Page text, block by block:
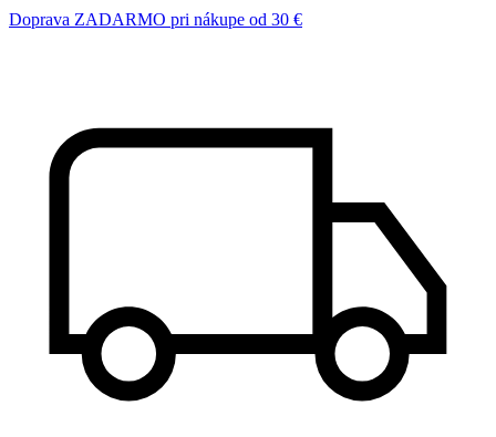
Doprava ZADARMO pri nákupe od 30 €